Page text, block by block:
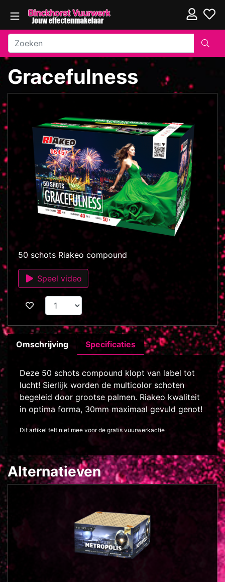
Gracefulness
50 schots Riakeo compound
Speel video
Omschrijving Specificaties
Deze 50 schots compound klopt van label tot
lucht! Sierlijk worden de multicolor schoten
begeleid door grootse palmen. Riakeo kwaliteit
in optima forma, 30mm maximaal gevuld genot!
Dit artikel telt niet mee voor de gratis vuurwerkactie
Alternatieven